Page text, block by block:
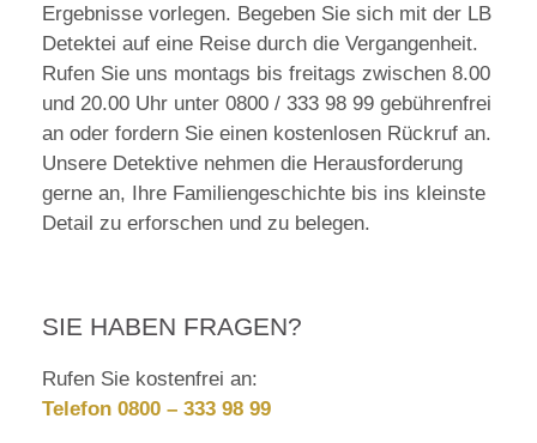
Ergebnisse vorlegen. Begeben Sie sich mit der LB
Detektei auf eine Reise durch die Vergangenheit.
Rufen Sie uns montags bis freitags zwischen 8.00
und 20.00 Uhr unter 0800 / 333 98 99 gebührenfrei
an oder fordern Sie einen kostenlosen Rückruf an.
Unsere Detektive nehmen die Herausforderung
gerne an, Ihre Familiengeschichte bis ins kleinste
Detail zu erforschen und zu belegen.
SIE HABEN FRAGEN?
Rufen Sie kostenfrei an:
Telefon 0800 – 333 98 99